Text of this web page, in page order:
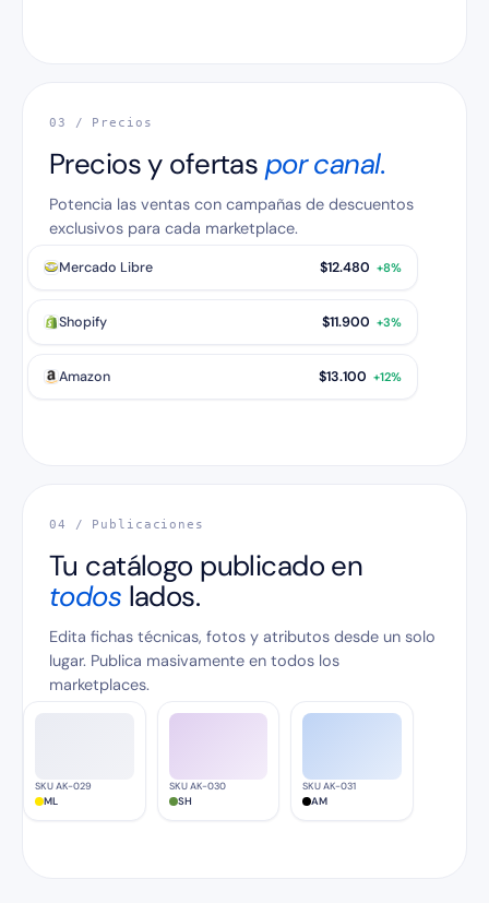
03 / Precios
Precios y ofertas por canal.
Potencia las ventas con campañas de descuentos
exclusivos para cada marketplace.
Mercado Libre $12.480 +8%
Shopify $11.900 +3%
Amazon $13.100 +12%
04 / Publicaciones
Tu catálogo publicado en
todos lados.
Edita fichas técnicas, fotos y atributos desde un solo
lugar. Publica masivamente en todos los
marketplaces.
SKU AK-029
ML
SKU AK-030
SH
SKU AK-031
AM